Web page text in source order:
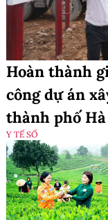
Hoàn thành
công dự án
thành phố
Y TẾ SỐ